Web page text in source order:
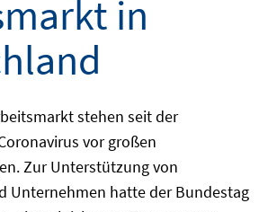
in
stehen seit der
vor großen
Zur Unterstützung von
Unternehmen hatte der Bundestag